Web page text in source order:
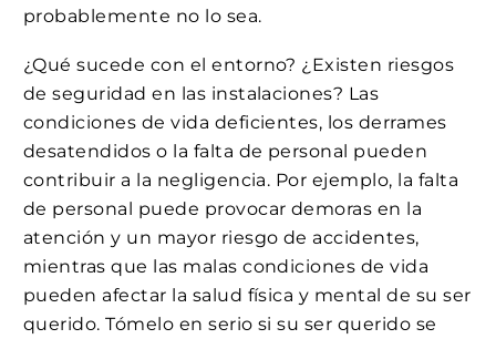
probablemente no lo sea.
¿Qué sucede con el entorno? ¿Existen riesgos
de seguridad en las instalaciones? Las
condiciones de vida deficientes, los derrames
desatendidos o la falta de personal pueden
contribuir a la negligencia. Por ejemplo, la falta
de personal puede provocar demoras en la
atención y un mayor riesgo de accidentes,
mientras que las malas condiciones de vida
pueden afectar la salud física y mental de su ser
querido. Tómelo en serio si su ser querido se